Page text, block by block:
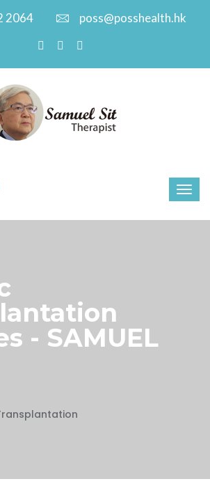
2064 poss@posshealth.hk
- SAMUEL